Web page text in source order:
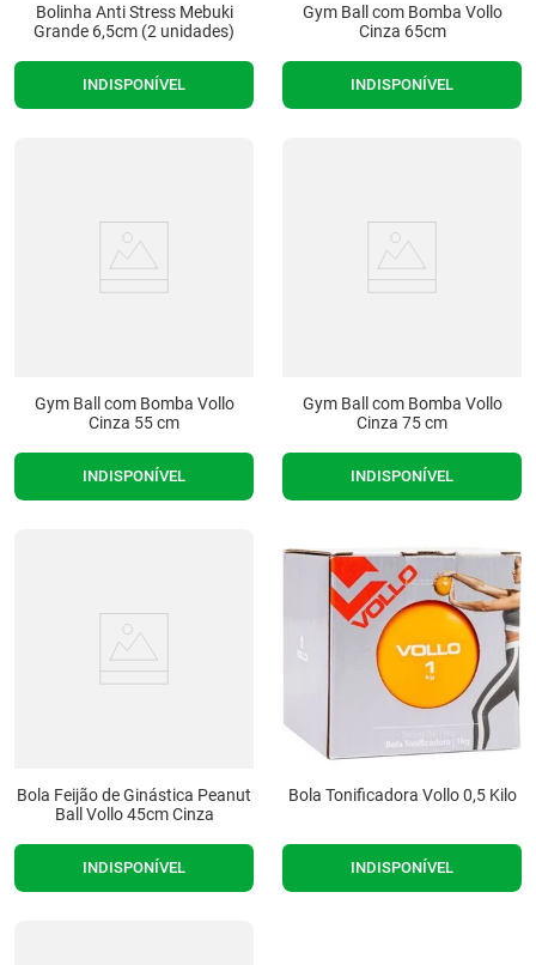
Bolinha Anti Stress Mebuki
Grande 6,5cm (2 unidades)
INDISPONÍVEL
Gym Ball com Bomba Vollo
Cinza 65cm
INDISPONÍVEL
Gym Ball com Bomba Vollo
Cinza 55 cm
INDISPONÍVEL
Gym Ball com Bomba Vollo
Cinza 75 cm
INDISPONÍVEL
Bola Feijão de Ginástica Peanut
Ball Vollo 45cm Cinza
INDISPONÍVEL
Bola Tonificadora Vollo 0,5 Kilo
INDISPONÍVEL